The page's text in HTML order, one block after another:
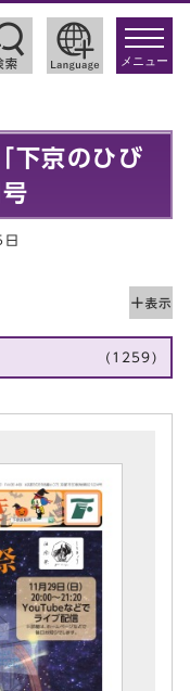
toggle
メニュー
下京のひび
(1259)